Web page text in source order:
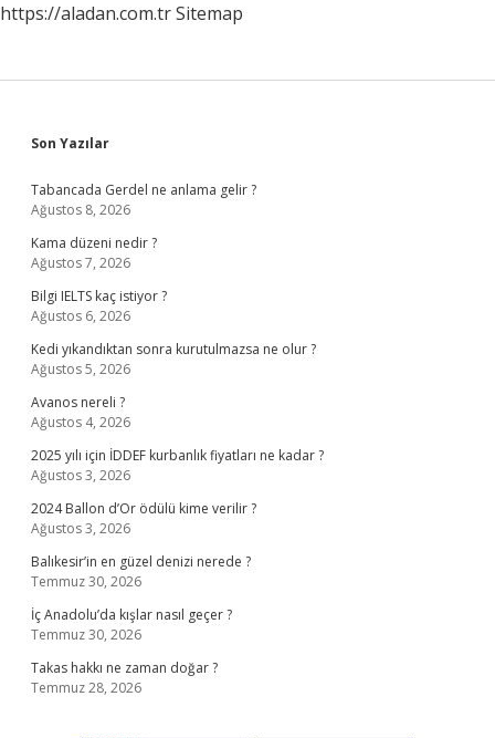
https://aladan.com.trSitemap
Sidebar
Son Yazılar
Tabancada Gerdel ne anlama gelir ?
Ağustos 8, 2026
Kama düzeni nedir ?
Ağustos 7, 2026
Bilgi IELTS kaç istiyor ?
Ağustos 6, 2026
Kedi yıkandıktan sonra kurutulmazsa ne olur ?
Ağustos 5, 2026
Avanos nereli ?
Ağustos 4, 2026
2025 yılı için İDDEF kurbanlık fiyatları ne kadar ?
Ağustos 3, 2026
2024 Ballon d’Or ödülü kime verilir ?
Ağustos 3, 2026
Balıkesir’in en güzel denizi nerede ?
Temmuz 30, 2026
İç Anadolu’da kışlar nasıl geçer ?
Temmuz 30, 2026
Takas hakkı ne zaman doğar ?
Temmuz 28, 2026